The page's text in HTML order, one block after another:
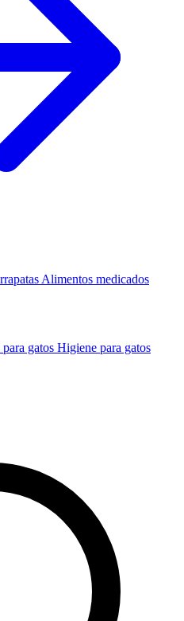
Alimentos medicados
gatos Higiene para gatos